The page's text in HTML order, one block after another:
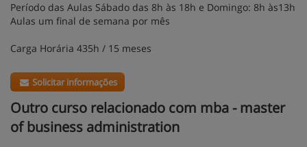
Período das Aulas Sábado das 8h às 18h e Domingo: 8h às13h
Aulas um final de semana por mês
Carga Horária 435h / 15 meses
Solicitar informações
Outro curso relacionado com mba - master
of business administration